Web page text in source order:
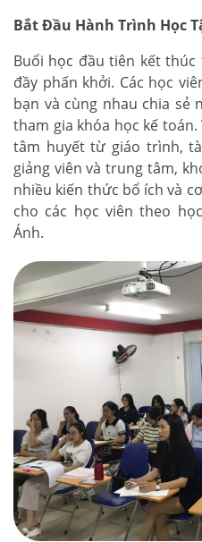
Bắt Đầu Hành Trình Học
Buổi học đầu tiên kết
đầy phấn khởi. Các học
bạn và cùng nhau chia sẻ
tham gia khóa học kế
tâm huyết từ giáo trình,
giảng viên và trung tâm,
nhiều kiến thức bổ ích và
cho các học viên theo
Ánh.